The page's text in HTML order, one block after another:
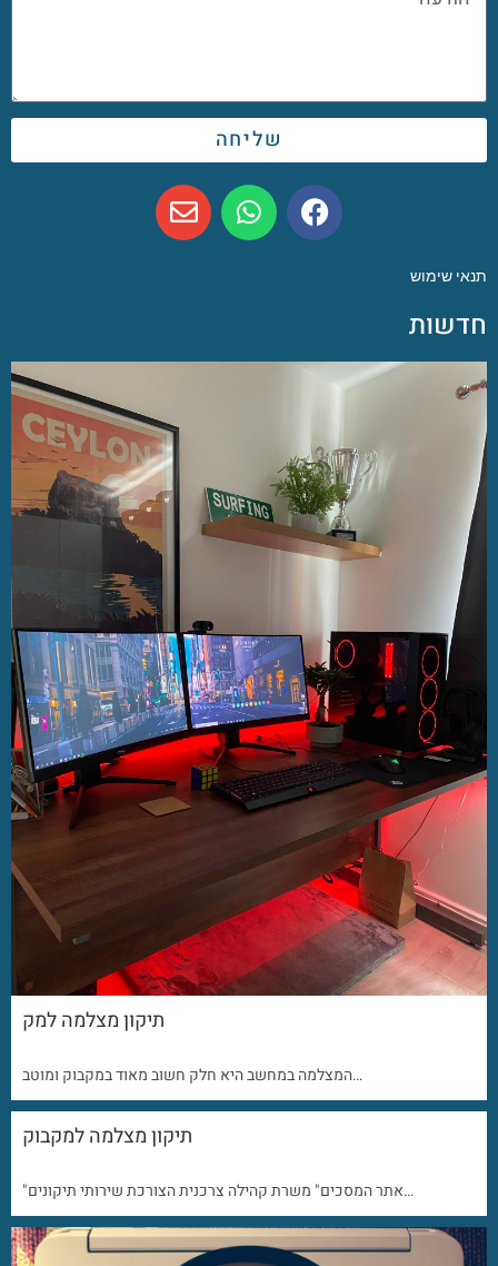
שליחה
תנאי שימוש
חדשות
תיקון מצלמה למק
המצלמה במחשב היא חלק חשוב מאוד במקבוק ומוטב…
תיקון מצלמה למקבוק
"אתר המסכים" משרת קהילה צרכנית הצורכת שירותי תיקונים…